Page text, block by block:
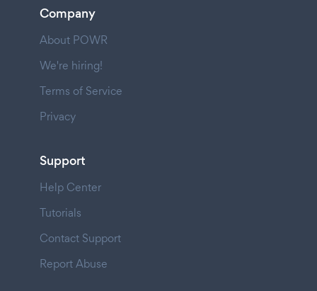
Company
About POWR
We're hiring!
Terms of Service
Privacy
Support
Help Center
Tutorials
Contact Support
Report Abuse